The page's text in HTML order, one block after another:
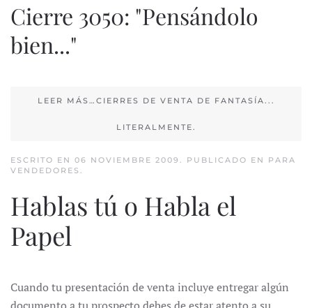
Cierre 3050: "Pensándolo
bien..."
LEER MÁS…CIERRES DE VENTA DE FANTASÍA...
LITERALMENTE.
ESCRITO EN 06 NOVIEMBRE 2009 . PUBLICADO EN PARA
VENDEDORES .
Hablas tú o Habla el
Papel
Cuando tu presentación de venta incluye entregar algún